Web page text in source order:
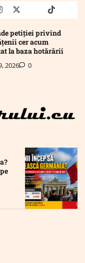
twitter truthtiktok
petiției privind
cer acum
la baza hotărârii
2026 0